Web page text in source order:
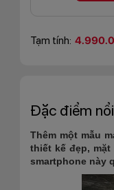
Tạm tính:
Đặc điểm
Thêm một mẫu
thiết kế đẹp,
smartphone này